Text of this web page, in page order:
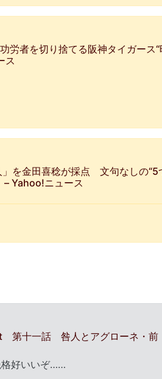
労者を切り捨てる阪神タイガース“
ス
」を金田喜稔が採点 文句なしの“5
– Yahoo!ニュース
第十一話 咎人とアグローネ・前
好いいぞ……